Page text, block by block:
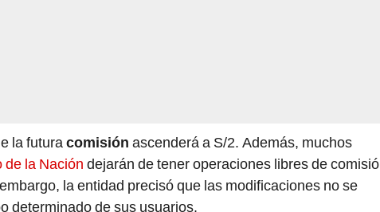
la futura comisión
ascenderá a S/2. Además, muchos
la Nación
dejarán de tener operaciones libres de comisión
la entidad precisó que las modificaciones no se
determinado de sus usuarios.